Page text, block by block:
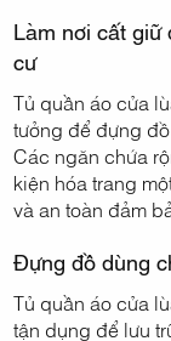
Làm nơi cất giữ
cư
Tủ quần áo cửa
tưởng để đựng
Các ngăn chứa
kiện hóa trang
và an toàn đảm
Đựng đồ dùng
Tủ quần áo cửa
tận dụng để lưu